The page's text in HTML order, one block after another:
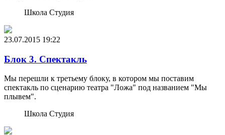
Школа Студия
23.07.2015 19:22
Блок 3. Спектакль
Мы перешли к третьему блоку, в котором мы поставим
спектакль по сценарию театра "Ложа" под названием "Мы
плывем".
Школа Студия